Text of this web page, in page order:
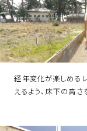
経年変化が楽しめる
えるよう、床下の高